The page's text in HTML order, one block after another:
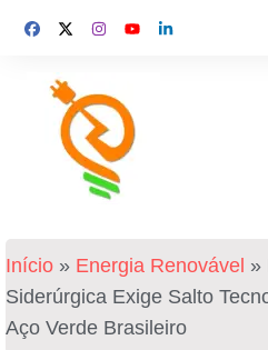
Início » Energia Renovável »
Siderúrgica Exige Salto
Aço Verde Brasileiro